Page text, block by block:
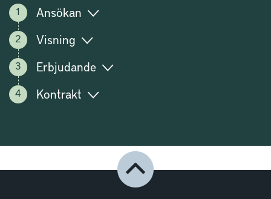
Ansökan
Visning
Erbjudande
Kontrakt